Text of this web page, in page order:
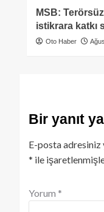
MSB:
istikrara katkı
Oto Haber
Bir yanıt
E-posta adresiniz
* ile
Yorum *